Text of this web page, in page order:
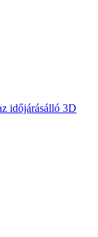
időjárásálló 3D